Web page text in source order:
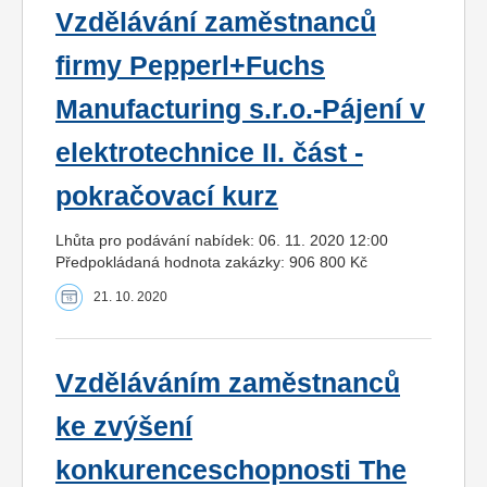
Vzdělávání zaměstnanců
firmy Pepperl+Fuchs
Manufacturing s.r.o.-Pájení v
elektrotechnice II. část -
pokračovací kurz
Lhůta pro podávání nabídek: 06. 11. 2020 12:00
Předpokládaná hodnota zakázky: 906 800 Kč
21. 10. 2020
Vzděláváním zaměstnanců
ke zvýšení
konkurenceschopnosti The